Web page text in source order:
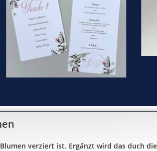
verziert ist. Ergänzt wird das duch